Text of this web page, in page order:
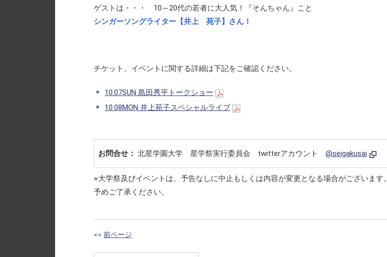
ゲストは・・・ 10～20代の若者に大人気！『そんちゃん』こと
シンガーソングライター【井上 苑子】さん！
チケット、イベントに関する詳細は下記をご確認ください。
10.07SUN 島田秀平トークショー
10.08MON 井上苑子スペシャルライブ
お問合せ： 北星学園大学 星学祭実行委員会 twitterアカウント @seigakusai
※大学祭及びイベントは、予告なしに中止もしくは内容が変更となる場合がございます。
予めご了承ください。
<< 前ページ